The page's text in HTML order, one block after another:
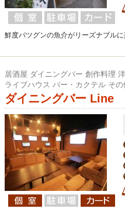
鮮度バツグンの魚介がリーズナブル
居酒屋 ダイニングバー 創作料理
ライブハウス バー・カクテル その
ダイニングバー Line